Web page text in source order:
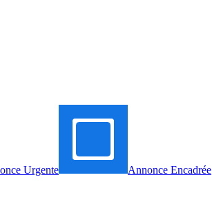
Urgente
Annonce Encadrée